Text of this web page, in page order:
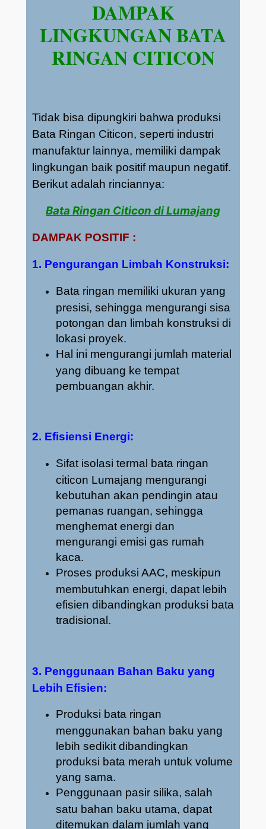
DAMPAK
LINGKUNGAN BATA
RINGAN CITICON
Tidak bisa dipungkiri bahwa produksi
Bata Ringan Citicon, seperti industri
manufaktur lainnya, memiliki dampak
lingkungan baik positif maupun negatif.
Berikut adalah rinciannya:
Bata Ringan Citicon di Lumajang
DAMPAK POSITIF :
1. Pengurangan Limbah Konstruksi:
Bata ringan memiliki ukuran yang
presisi, sehingga mengurangi sisa
potongan dan limbah konstruksi di
lokasi proyek.
Hal ini mengurangi jumlah material
yang dibuang ke tempat
pembuangan akhir.
2. Efisiensi Energi:
Sifat isolasi termal bata ringan
citicon Lumajang mengurangi
kebutuhan akan pendingin atau
pemanas ruangan, sehingga
menghemat energi dan
mengurangi emisi gas rumah
kaca.
Proses produksi AAC, meskipun
membutuhkan energi, dapat lebih
efisien dibandingkan produksi bata
tradisional.
3. Penggunaan Bahan Baku yang
Lebih Efisien:
Produksi bata ringan
menggunakan bahan baku yang
lebih sedikit dibandingkan
produksi bata merah untuk volume
yang sama.
Penggunaan pasir silika, salah
satu bahan baku utama, dapat
ditemukan dalam jumlah yang